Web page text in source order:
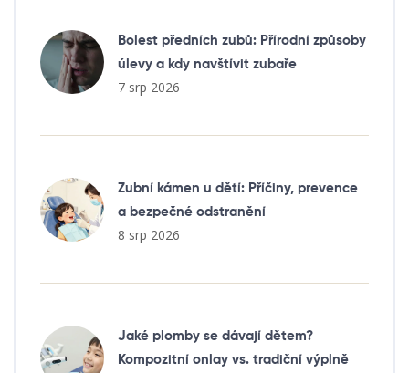
Bolest předních zubů: Přírodní způsoby
úlevy a kdy navštívit zubaře
7 srp 2026
Zubní kámen u dětí: Příčiny, prevence
a bezpečné odstranění
8 srp 2026
Jaké plomby se dávají dětem?
Kompozitní onlay vs. tradiční výplně